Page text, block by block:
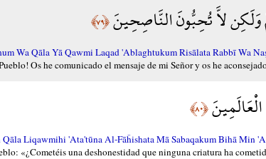
لاَّ تُحِبُّونَ النَّاصِحِينَ﴿٧٩﴾
Wa Qāla Yā Qawmi Laqad 'Ablaghtukum Risālata Rabbī Wa
Os he comunicado el mensaje de mi Señor y os he
﴿٨٠﴾
Liqawmihi 'Ata'tūna Al-Fāĥishata Mā Sabaqakum Bihā Min
«¿Cometéis una deshonestidad que ninguna criatura ha